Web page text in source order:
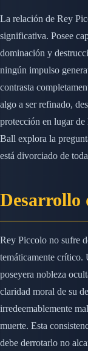
La relación de Rey
significativa. Posee
dominación y
ningún impulso
contrasta
algo a ser refinado,
protección en lugar
Ball explora la
está divorciado de
Desarrollo
Rey Piccolo no sufre
temáticamente crítico.
poseyera nobleza
claridad moral de su
irredeemablemente
muerte. Esta
debe derrotarlo no